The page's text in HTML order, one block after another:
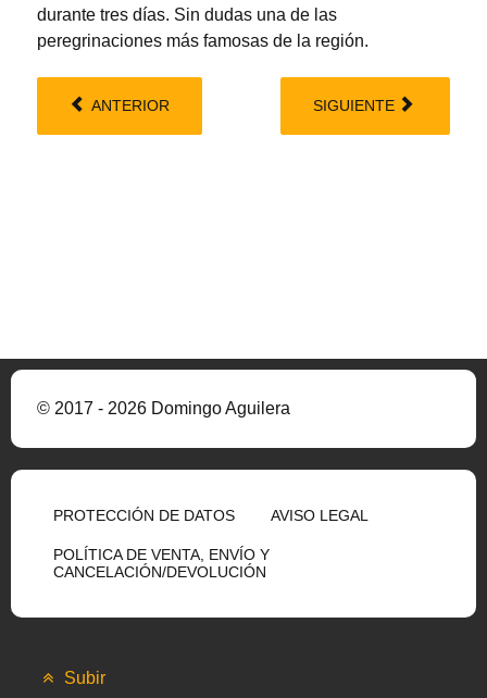
durante tres días. Sin dudas una de las
peregrinaciones más famosas de la región.
ANTERIOR SIGUIENTE
© 2017 - 2026 Domingo Aguilera
PROTECCIÓN DE DATOS AVISO LEGAL
POLÍTICA DE VENTA, ENVÍO Y
CANCELACIÓN/DEVOLUCIÓN
Subir